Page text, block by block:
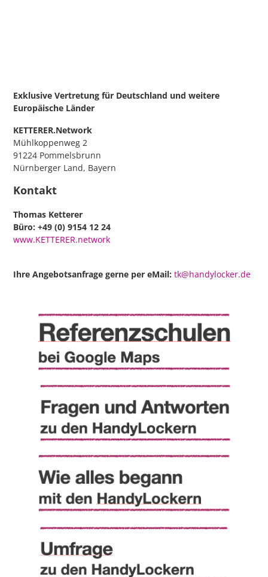
Exklusive Vertretung für Deutschland und weitere
Europäische Länder
KETTERER.Network
Mühlkoppenweg 2
91224 Pommelsbrunn
Nürnberger Land, Bayern
Kontakt
Thomas Ketterer
Büro: +49 (0) 9154 12 24
www.KETTERER.network
Ihre Angebotsanfrage gerne per eMail:tk@handylocker.de